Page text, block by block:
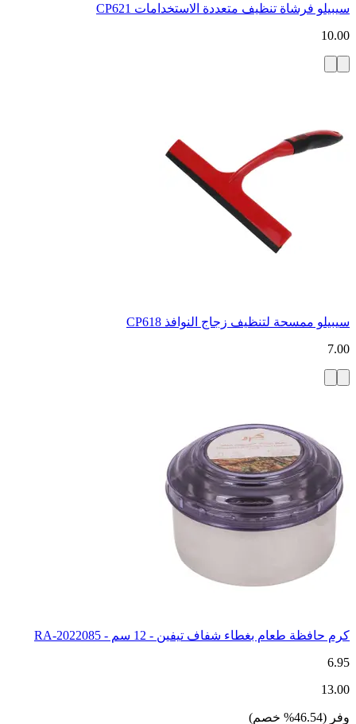
سيبيلو فرشاة تنظيف متعددة الاستخدامات CP621
10.00
سيبيلو ممسحة لتنظيف زجاج النوافذ CP618
7.00
كرم حافظة طعام بغطاء شفاف تيفين - 12 سم - RA-2022085
6.95
13.00
وفر (
46.54
% خصم)